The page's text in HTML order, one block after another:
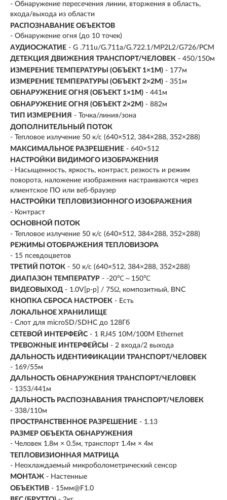
- Обнаружение пересечения линии, вторжения в область,
входа/выхода из области
РАСПОЗНАВАНИЕ ОБЪЕКТОВ
- Обнаружение огня (до 10 точек)
АУДИОСЖАТИЕ - G .711u/G.711a/G.722.1/MP2L2/G726/PCM
ДЕТЕКЦИЯ ДВИЖЕНИЯ ТРАНСПОРТ/ЧЕЛОВЕК - 450/150м
ИЗМЕРЕНИЕ ТЕМПЕРАТУРЫ (ОБЪЕКТ 1×1М) - 177м
ИЗМЕРЕНИЕ ТЕМПЕРАТУРЫ (ОБЪЕКТ 2×2М) - 351м
ОБНАРУЖЕНИЕ ОГНЯ (ОБЪЕКТ 1×1М) - 441м
ОБНАРУЖЕНИЕ ОГНЯ (ОБЪЕКТ 2×2М) - 882м
ТИП ИЗМЕРЕНИЯ - Точка/линия/зона
ДОПОЛНИТЕЛЬНЫЙ ПОТОК
- Тепловое излучение 50 к/с (640×512, 384×288, 352×288)
МАКСИМАЛЬНОЕ РАЗРЕШЕНИЕ - 640×512
НАСТРОЙКИ ВИДИМОГО ИЗОБРАЖЕНИЯ
- Насыщенность, яркость, контраст, резкость и режим
поворота, наложение изображения настраиваются через
клиентское ПО или веб-браузер
НАСТРОЙКИ ТЕПЛОВИЗИОННОГО ИЗОБРАЖЕНИЯ
- Контраст
ОСНОВНОЙ ПОТОК
- Тепловое излучение 50 к/с (640×512, 384×288, 352×288)
РЕЖИМЫ ОТОБРАЖЕНИЯ ТЕПЛОВИЗОРА
- 15 псевдоцветов
ТРЕТИЙ ПОТОК - 50 к/с (640×512, 384×288, 352×288)
ДИАПАЗОН ТЕМПЕРАТУР - -20℃～150℃
ВИДЕОВЫХОД - 1.0V[p-p] / 75Ω, композитный, BNC
КНОПКА СБРОСА НАСТРОЕК - Есть
ЛОКАЛЬНОЕ ХРАНИЛИЩЕ
- Слот для microSD/SDHC до 128Гб
СЕТЕВОЙ ИНТЕРФЕЙС - 1 RJ45 10M/100M Ethernet
ТРЕВОЖНЫЕ ИНТЕРФЕЙСЫ
- 2 входа/2 выхода
ДАЛЬНОСТЬ ИДЕНТИФИКАЦИИ ТРАНСПОРТ/ЧЕЛОВЕК
- 169/55м
ДАЛЬНОСТЬ ОБНАРУЖЕНИЯ ТРАНСПОРТ/ЧЕЛОВЕК
- 1353/441м
ДАЛЬНОСТЬ РАСПОЗНАВАНИЯ ТРАНСПОРТ/ЧЕЛОВЕК
- 338/110м
ПРОСТРАНСТВЕННОЕ РАЗРЕШЕНИЕ - 1.13
РАЗМЕР ОБЪЕКТА ОБНАРУЖЕНИЯ
- Человек 1.8м × 0.5м, транспорт 1.4м × 4м
ТЕПЛОВИЗИОННАЯ МАТРИЦА
- Неохлаждаемый микроболометрический сенсор
МОНТАЖ - Настенные
ОБЪЕКТИВ - 15мм@F1.0